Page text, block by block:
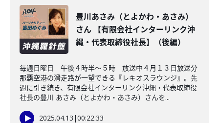
豊川あさみ（とよかわ・あさみ）
さん 【有限会社インターリンク沖
縄・代表取締役社長】（後編）
毎週日曜日 午後４時半～５時 放送中４月１３日放送分
那覇空港の滑走路が一望できる『レキオスラウンジ』。先
週に引き続き、有限会社インターリンク沖縄・代表取締役
社長の豊川 あさみ（とよかわ・あさみ）さんを...
2025.04.13 |00:22:33